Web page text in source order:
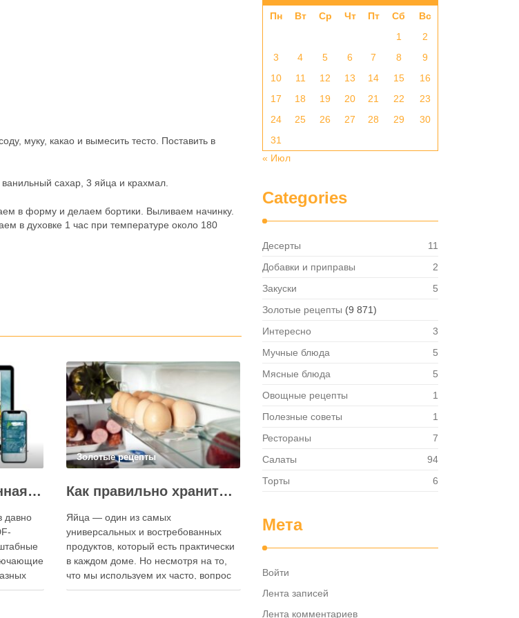
муку, какао и вымесить тесто. Поставить в
сахар, 3 яйца и крахмал.
в форму и делаем бортики. Выливаем начинку.
в духовке 1 час при температуре около 180
Кулинарная вселенная в цифре: топ-3 самых больших электронных книг рецептов
давно
Золотые рецепты
Как правильно хранить яйца: в холодильнике или на полке?
Яйца — один из самых
универсальных и востребованных
продуктов, который есть практически
в каждом доме. Но несмотря на то,
что мы используем их часто, вопрос
хранения остаётся актуальным: где
Пн Вт Ср Чт Пт Сб
Вс
1
2
3
4 5 6 7 8
9
10
11 12 13 14 15
16
17
18 19 20 21 22
23
24
25 26 27 28 29
30
31
« Июл
Categories
Десерты
11
Добавки и приправы
2
Закуски
5
Золотые рецепты (9 871)
Интересно
3
Мучные блюда
5
Мясные блюда
5
Овощные рецепты
1
Полезные советы
1
Рестораны
7
Салаты
94
Торты
6
Мета
Войти
Лента записей
Лента комментариев